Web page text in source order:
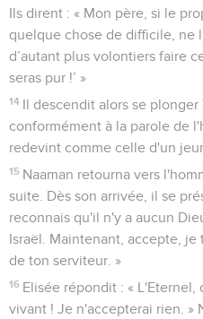
Ils dirent : « Mon père, si le
quelque chose de difficile, ne
d’autant plus volontiers faire
seras pur !’ »
14 Il descendit alors se plonger
conformément à la parole de
redevint comme celle d'un
15 Naaman retourna vers
suite. Dès son arrivée, il se
reconnais qu'il n'y a aucun
Israël. Maintenant, accepte, je
de ton serviteur. »
16 Elisée répondit : «
vivant ! Je n'accepterai rien. »